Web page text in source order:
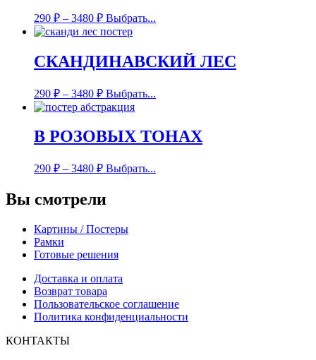
290 ₽ – 3480 ₽ Выбрать...
СКАНДИНАВСКИЙ ЛЕС
290 ₽ – 3480 ₽ Выбрать...
В РОЗОВЫХ ТОНАХ
290 ₽ – 3480 ₽ Выбрать...
Вы смотрели
Картины / Постеры
Рамки
Готовые решения
Доставка и оплата
Возврат товара
Пользовательское соглашение
Политика конфиденциальности
КОНТАКТЫ